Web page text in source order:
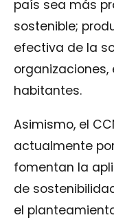
país sea más
sostenible;
efectiva de la
habitantes.
Asimismo, el
actualmente
fomentan la
de
el